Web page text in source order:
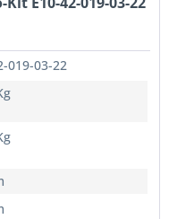
019-03-22